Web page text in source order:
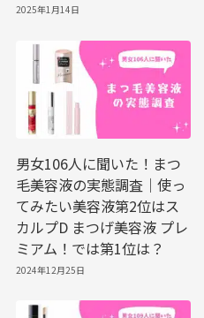
2025年1月14日
男女106人に聞いた！まつ
毛美容液の実態調査｜使っ
てみたい美容液第2位はス
カルプD まつげ美容液 プレ
ミアム！では第1位は？
2024年12月25日